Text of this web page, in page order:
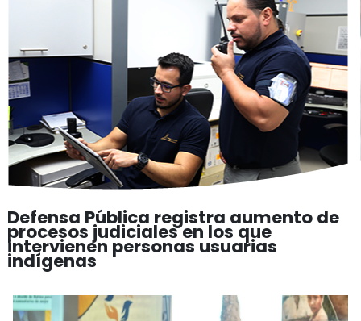
Defensa Pública registra aumento de
procesos judiciales en los que
intervienen personas usuarias
indígenas